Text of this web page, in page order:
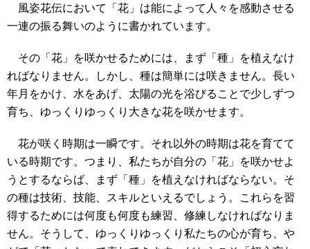
風姿花伝において「花」は能によって人々を感動させる
一連の振る舞いのように書かれています。
その「花」を咲かせるためには、まず「種」を植えなけ
ればなりません。しかし、種は簡単には咲きません。長い
年月をかけ、水をあげ、太陽の光を浴びることで少しずつ
育ち、ゆっくりゆっくり大きな花を咲かせます。
花が咲く時期は一瞬です。それ以外の時期は花を育てて
いる時期です。つまり、私たちが自分の「花」を咲かせよ
うとするならば、まず「種」を植えなければならない。そ
の種は技術、技能、スキルといえるでしょう。これらを習
得するためには何度も何度も練習、修練しなければなりま
せん。そうして、ゆっくりゆっくり私たちの心が育ち、や